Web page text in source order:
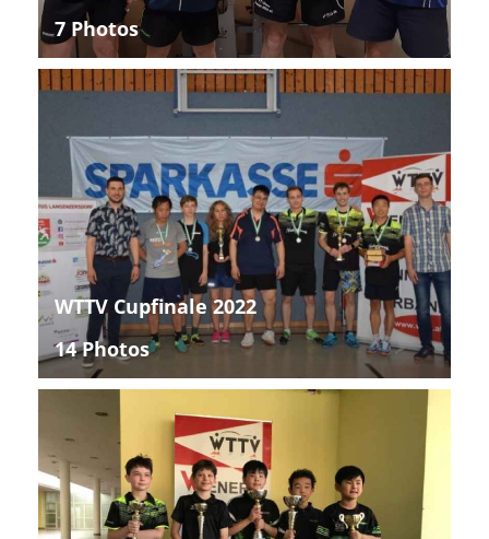
7 Photos
WTTV Cupfinale 2022
14 Photos